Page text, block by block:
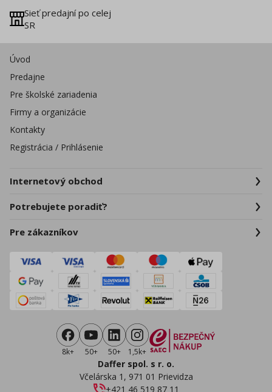
Sieť predajní po celej
SR
Úvod
Predajne
Pre školské zariadenia
Firmy a organizácie
Kontakty
Registrácia / Prihlásenie
Internetový obchod
Potrebujete poradiť?
Pre zákazníkov
Daffer spol. s r. o.
Včelárska 1, 971 01 Prievidza
+421 46 519 87 11
8k+ 50+ 50+ 1,5k+